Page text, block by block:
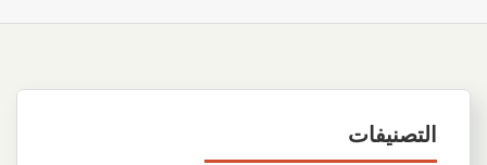
التصنيفات